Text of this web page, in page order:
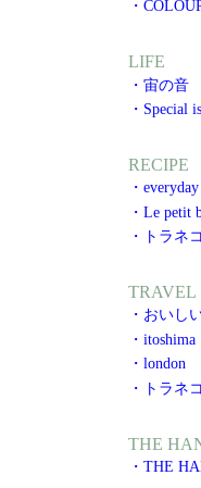
・
LIFE
・宙の音
・Special
RECIPE
・
・Le petit
・トラネ
TRAVEL
・おいし
・itoshima
・london
・トラネ
THE
・THE